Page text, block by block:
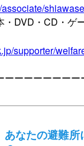
・DVD・CD・ゲ
supporter/
ーーーーーー
あなたの避難